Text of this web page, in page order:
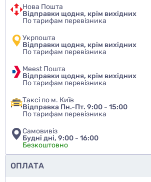
Чи рекомендуєте ви цей товар
Нова Пошта
Відправки щодня, крім вихідних
По тарифам перевізника
Укрпошта
Відправки щодня, крім вихідних
По тарифам перевізника
Meest Пошта
Відправки щодня, крім вихідних
По тарифам перевізника
Таксі по м. Київ
Відправка Пн.-Пт. 9:00 - 15:00
По тарифам перевізника
Самовивіз
Будні дні, 9:00 - 16:00
Безкоштовно
ОПЛАТА